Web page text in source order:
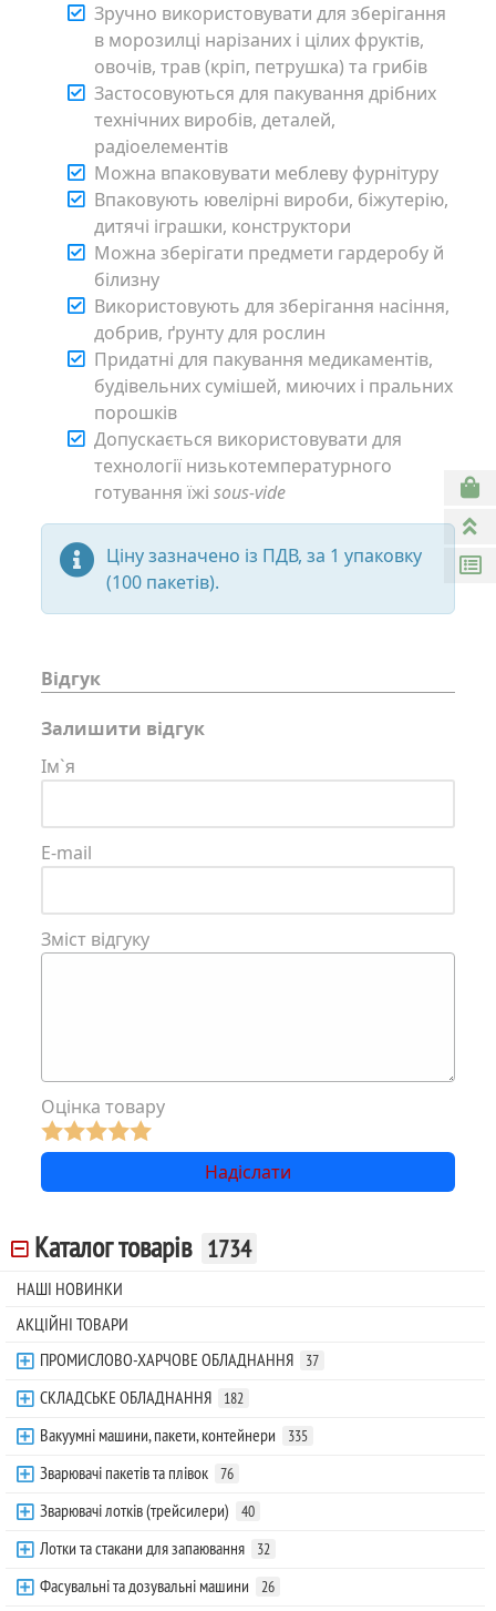
Зручно використовувати для зберігання
в морозилці нарізаних і цілих фруктів,
овочів, трав (кріп, петрушка) та грибів
Застосовуються для пакування дрібних
технічних виробів, деталей,
радіоелементів
Можна впаковувати меблеву фурнітуру
Впаковують ювелірні вироби, біжутерію,
дитячі іграшки, конструктори
Можна зберігати предмети гардеробу й
білизну
Використовують для зберігання насіння,
добрив, ґрунту для рослин
Придатні для пакування медикаментів,
будівельних сумішей, миючих і пральних
порошків
Допускається використовувати для
технології низькотемпературного
готування їжі sous-vide
Ціну зазначено із ПДВ, за 1 упаковку
(100 пакетів).
Відгук
Залишити відгук
Ім`я
E-mail
Зміст відгуку
Оцінка товару
Каталог товарів 1734
НАШІ НОВИНКИ
АКЦІЙНІ ТОВАРИ
ПРОМИСЛОВО-ХАРЧОВЕ ОБЛАДНАННЯ
37
СКЛАДСЬКЕ ОБЛАДНАННЯ 182
Вакуумні машини, пакети, контейнери 335
Зварювачі пакетів та плівок 76
Зварювачі лотків (трейсилери) 40
Лотки та стакани для запаювання 32
Фасувальні та дозувальні машини 26